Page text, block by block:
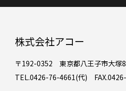
株式会社アコー
〒192-0352 東京都八王子市大塚
TEL.0426-76-4661(代)